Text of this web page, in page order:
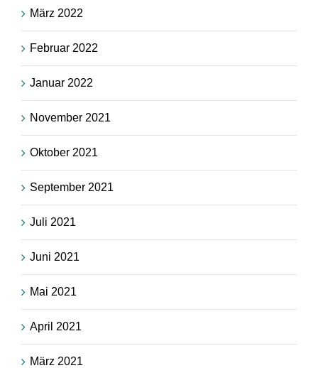
März 2022
Februar 2022
Januar 2022
November 2021
Oktober 2021
September 2021
Juli 2021
Juni 2021
Mai 2021
April 2021
März 2021